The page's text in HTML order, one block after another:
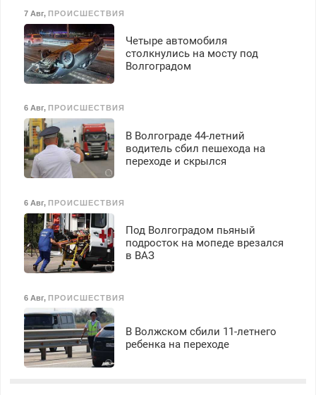
7 Авг, ПРОИСШЕСТВИЯ
Четыре автомобиля
столкнулись на мосту под
Волгоградом
6 Авг, ПРОИСШЕСТВИЯ
В Волгограде 44-летний
водитель сбил пешехода на
переходе и скрылся
6 Авг, ПРОИСШЕСТВИЯ
Под Волгоградом пьяный
подросток на мопеде врезался
в ВАЗ
6 Авг, ПРОИСШЕСТВИЯ
В Волжском сбили 11-летнего
ребенка на переходе